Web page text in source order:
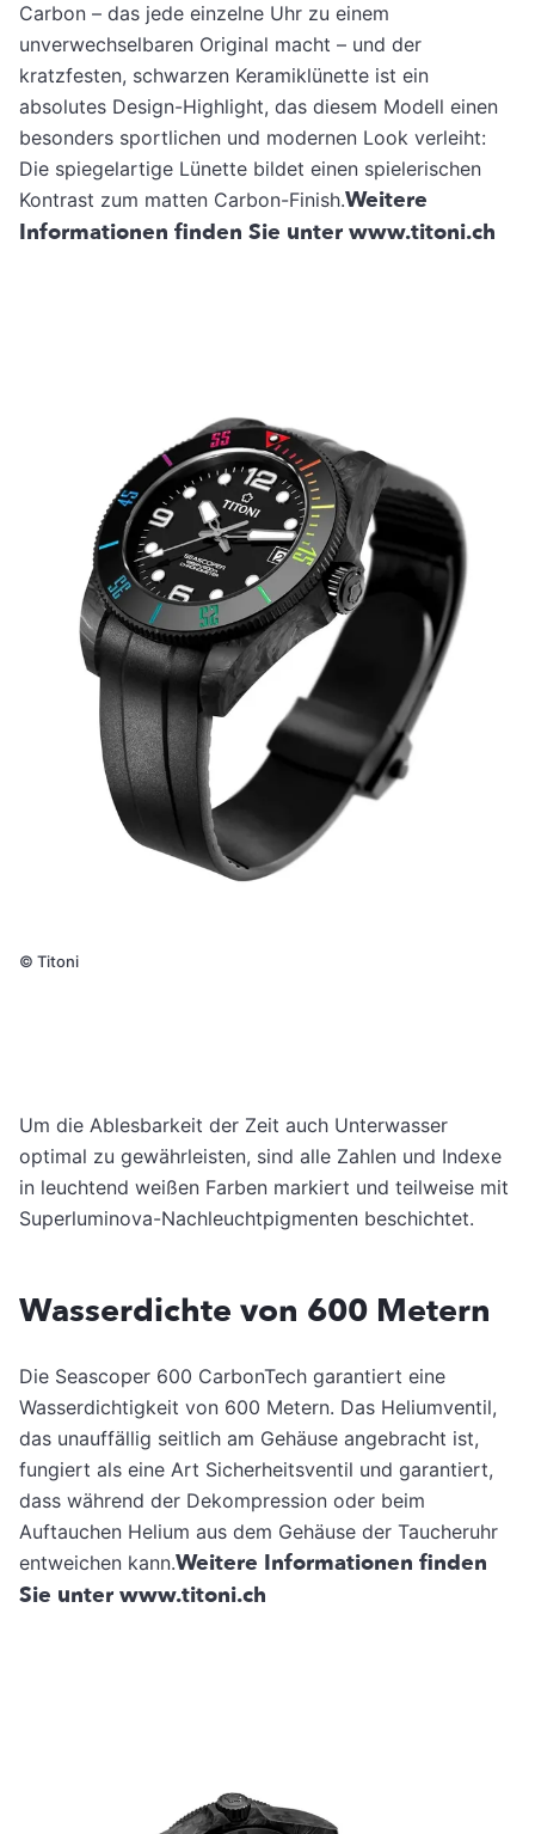
Carbon – das jede einzelne Uhr zu einem
unverwechselbaren Original macht – und der
kratzfesten, schwarzen Keramiklünette ist ein
absolutes Design-Highlight, das diesem Modell einen
besonders sportlichen und modernen Look verleiht:
Die spiegelartige Lünette bildet einen spielerischen
Kontrast zum matten Carbon-Finish.Weitere
Informationen finden Sie unter www.titoni.ch
© Titoni
Um die Ablesbarkeit der Zeit auch Unterwasser
optimal zu gewährleisten, sind alle Zahlen und Indexe
in leuchtend weißen Farben markiert und teilweise mit
Superluminova-Nachleuchtpigmenten beschichtet.
Wasserdichte von 600 Metern
Die Seascoper 600 CarbonTech garantiert eine
Wasserdichtigkeit von 600 Metern. Das Heliumventil,
das unauffällig seitlich am Gehäuse angebracht ist,
fungiert als eine Art Sicherheitsventil und garantiert,
dass während der Dekompression oder beim
Auftauchen Helium aus dem Gehäuse der Taucheruhr
entweichen kann.Weitere Informationen finden
Sie unter www.titoni.ch